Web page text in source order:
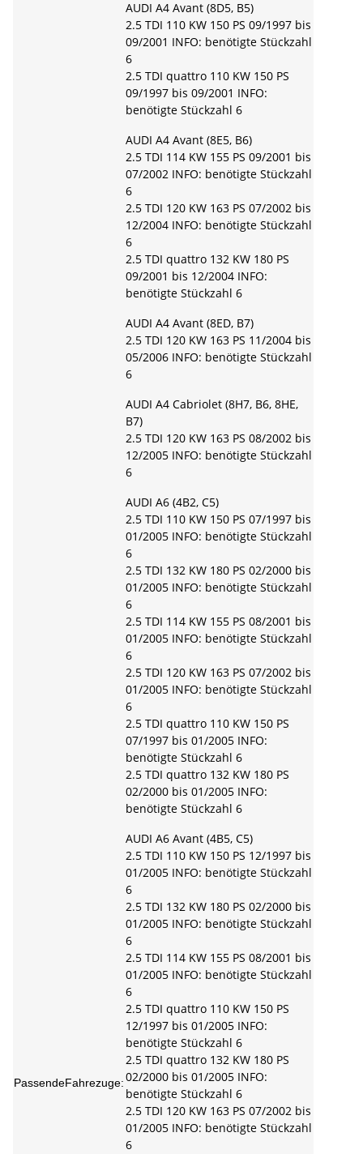
PassendeFahrezuge:
AUDI A4 Avant (8D5, B5)
2.5 TDI 110 KW 150 PS 09/1997 bis
09/2001 INFO: benötigte Stückzahl
6
2.5 TDI quattro 110 KW 150 PS
09/1997 bis 09/2001 INFO:
benötigte Stückzahl 6
AUDI A4 Avant (8E5, B6)
2.5 TDI 114 KW 155 PS 09/2001 bis
07/2002 INFO: benötigte Stückzahl
6
2.5 TDI 120 KW 163 PS 07/2002 bis
12/2004 INFO: benötigte Stückzahl
6
2.5 TDI quattro 132 KW 180 PS
09/2001 bis 12/2004 INFO:
benötigte Stückzahl 6
AUDI A4 Avant (8ED, B7)
2.5 TDI 120 KW 163 PS 11/2004 bis
05/2006 INFO: benötigte Stückzahl
6
AUDI A4 Cabriolet (8H7, B6, 8HE,
B7)
2.5 TDI 120 KW 163 PS 08/2002 bis
12/2005 INFO: benötigte Stückzahl
6
AUDI A6 (4B2, C5)
2.5 TDI 110 KW 150 PS 07/1997 bis
01/2005 INFO: benötigte Stückzahl
6
2.5 TDI 132 KW 180 PS 02/2000 bis
01/2005 INFO: benötigte Stückzahl
6
2.5 TDI 114 KW 155 PS 08/2001 bis
01/2005 INFO: benötigte Stückzahl
6
2.5 TDI 120 KW 163 PS 07/2002 bis
01/2005 INFO: benötigte Stückzahl
6
2.5 TDI quattro 110 KW 150 PS
07/1997 bis 01/2005 INFO:
benötigte Stückzahl 6
2.5 TDI quattro 132 KW 180 PS
02/2000 bis 01/2005 INFO:
benötigte Stückzahl 6
AUDI A6 Avant (4B5, C5)
2.5 TDI 110 KW 150 PS 12/1997 bis
01/2005 INFO: benötigte Stückzahl
6
2.5 TDI 132 KW 180 PS 02/2000 bis
01/2005 INFO: benötigte Stückzahl
6
2.5 TDI 114 KW 155 PS 08/2001 bis
01/2005 INFO: benötigte Stückzahl
6
2.5 TDI quattro 110 KW 150 PS
12/1997 bis 01/2005 INFO:
benötigte Stückzahl 6
2.5 TDI quattro 132 KW 180 PS
02/2000 bis 01/2005 INFO:
benötigte Stückzahl 6
2.5 TDI 120 KW 163 PS 07/2002 bis
01/2005 INFO: benötigte Stückzahl
6